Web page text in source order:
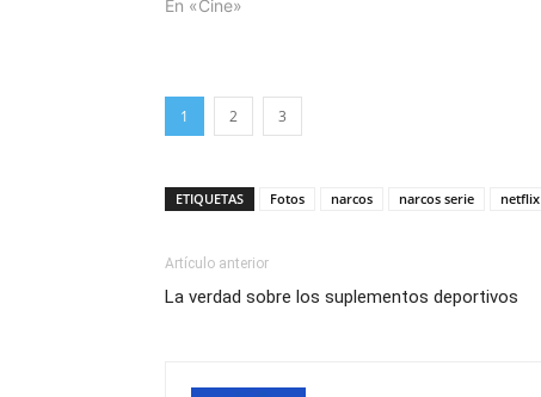
En «Cine»
1 2 3
ETIQUETAS Fotos narcos narcos serie netflix
Artículo anterior
La verdad sobre los suplementos deportivos